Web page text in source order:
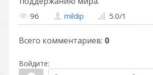
96 mildip 5.0/1
Всего комментариев: 0
Войдите: